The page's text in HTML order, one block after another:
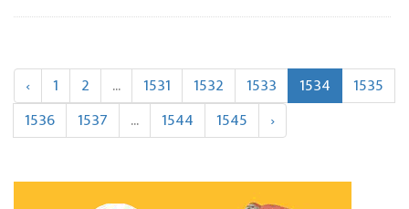
‹ 1 2 ... 1531 1532 1533 1534
1535
1536
1537 ... 1544 1545 ›